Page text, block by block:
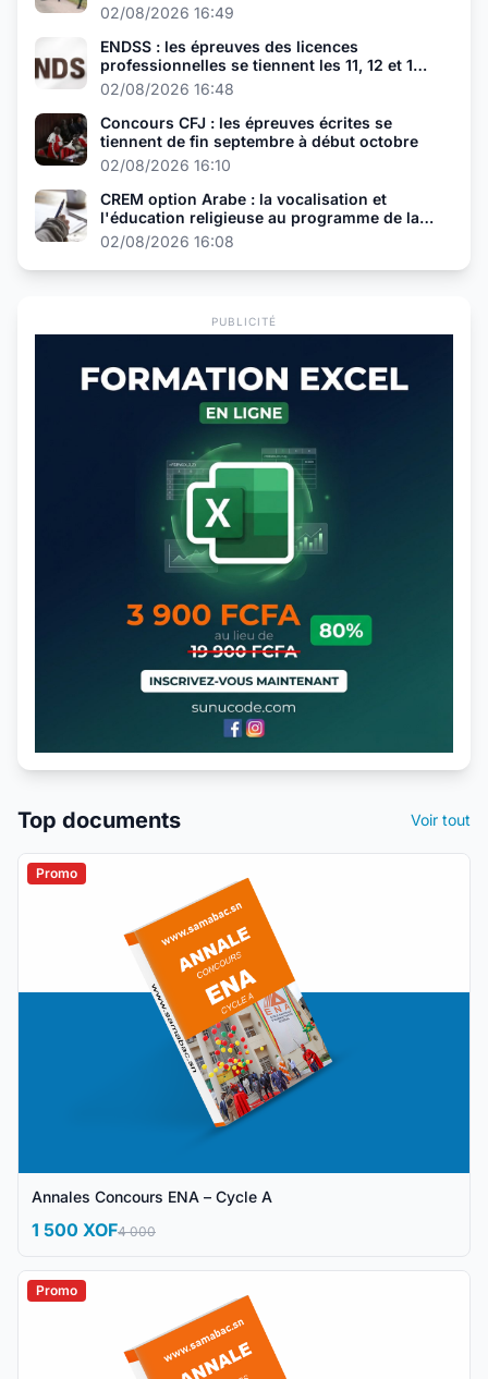
02/08/2026 16:49
ENDSS : les épreuves des licences
professionnelles se tiennent les 11, 12 et 13
août
02/08/2026 16:48
Concours CFJ : les épreuves écrites se
tiennent de fin septembre à début octobre
02/08/2026 16:10
CREM option Arabe : la vocalisation et
l'éducation religieuse au programme de la
présélection
02/08/2026 16:08
PUBLICITÉ
Top documents Voir tout
Promo
Annales Concours ENA – Cycle A
1 500 XOF4 000
Promo